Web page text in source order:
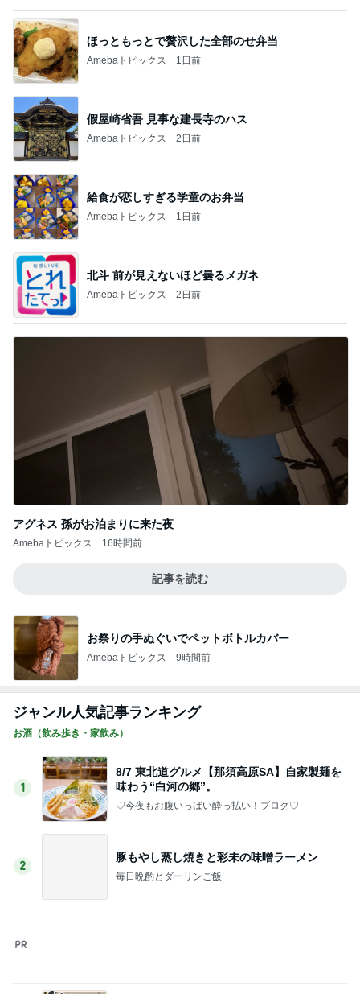
ほっともっとで贅沢した全部のせ弁当
Amebaトピックス 1日前
假屋崎省吾 見事な建長寺のハス
Amebaトピックス 2日前
給食が恋しすぎる学童のお弁当
Amebaトピックス 1日前
北斗 前が見えないほど曇るメガネ
Amebaトピックス 2日前
アグネス 孫がお泊まりに来た夜
Amebaトピックス 16時間前
記事を読む
お祭りの手ぬぐいでペットボトルカバー
Amebaトピックス 9時間前
ジャンル人気記事ランキング
お酒（飲み歩き・家飲み）
1
8/7 東北道グルメ【那須高原SA】自家製麺を
味わう“白河の郷”。
♡今夜もお腹いっぱい酔っ払い！ブログ♡
2
豚もやし蒸し焼きと彩未の味噌ラーメン
毎日晩酌とダーリンご飯
3